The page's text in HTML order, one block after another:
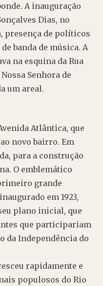
A inauguração
Dias, no
presença de políticos
banda de música. A
na esquina da Rua
Senhora de
um areal.
Atlântica, que
novo bairro. Em
para a construção
O emblemático
grande
em 1923,
plano inicial, que
que participariam
da Independência do
rapidamente e
populosos do Rio